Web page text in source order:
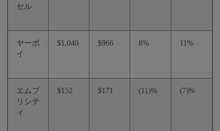
セル
ヤーボ
イ
$1,040 $966 8% 11%
エムプ
リシテ
ィ
$152 $171 (11)% (7)%